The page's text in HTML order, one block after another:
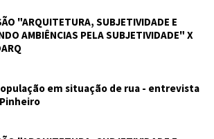
"ARQUITETURA, SUBJETIVIDADE E
AMBIÊNCIAS PELA SUBJETIVIDADE" X
em situação de rua - entrevista